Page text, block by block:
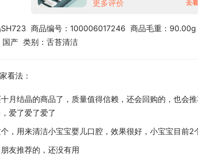
更多评价 去
商品编号：100006017246  商品毛重：90.00g
产  类别：舌苔清洁
看法：
月结晶的商品了，质量值得信赖，还会回购的，也会
爱了爱了爱了
，用来清洁小宝宝婴儿口腔，效果很好，小宝宝目前2
友推荐的，还没有用